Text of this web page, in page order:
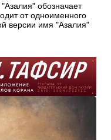
обозначает
от одноименного
версии имя "Азалия"